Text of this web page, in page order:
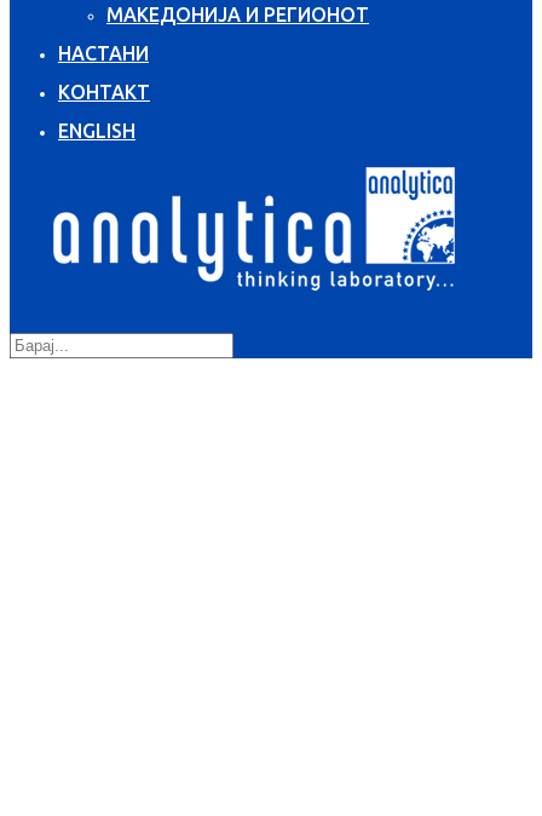
МАКЕДОНИЈА И РЕГИОНОТ
НАСТАНИ
КОНТАКТ
ENGLISH